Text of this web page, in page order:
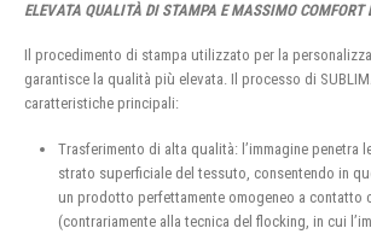
ELEVATA QUALITÀ DI STAMPA E MASSIMO COMFORT
Il procedimento di stampa utilizzato per la
garantisce la qualità più elevata. Il processo di
caratteristiche principali:
Trasferimento di alta qualità: l’immagine penetra
strato superficiale del tessuto, consentendo in
un prodotto perfettamente omogeneo a contatto
(contrariamente alla tecnica del flocking, in cui